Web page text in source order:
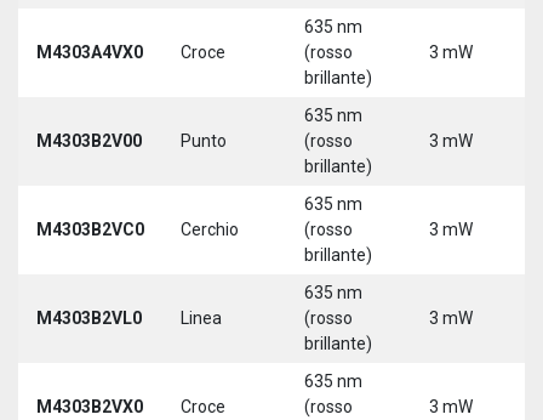
M4303A4VX0 Croce
635 nm
(rosso
brillante)
3 mW
M4303B2V00 Punto
635 nm
(rosso
brillante)
3 mW
M4303B2VC0 Cerchio
635 nm
(rosso
brillante)
3 mW
M4303B2VL0 Linea
635 nm
(rosso
brillante)
3 mW
M4303B2VX0 Croce
635 nm
(rosso
3 mW